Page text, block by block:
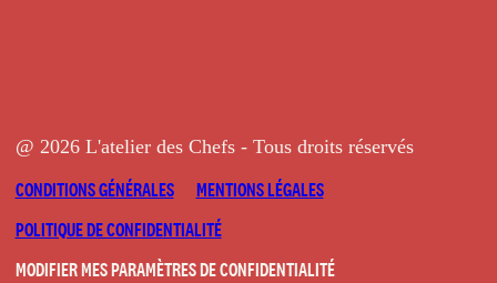
@ 2026 L'atelier des Chefs - Tous droits réservés
CONDITIONS GÉNÉRALES
MENTIONS LÉGALES
POLITIQUE DE CONFIDENTIALITÉ
MODIFIER MES PARAMÈTRES DE CONFIDENTIALITÉ